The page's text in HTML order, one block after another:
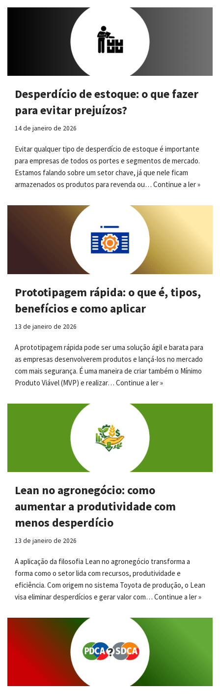
Desperdício de estoque: o que fazer
para evitar prejuízos?
14 de janeiro de 2026
Evitar qualquer tipo de desperdício de estoque é importante
para empresas de todos os portes e segmentos de mercado.
Estamos falando sobre um setor chave, já que nele ficam
armazenados os produtos para revenda ou… Continue a ler »
Prototipagem rápida: o que é, tipos,
benefícios e como aplicar
13 de janeiro de 2026
A prototipagem rápida pode ser uma solução ágil e barata para
as empresas desenvolverem produtos e lançá-los no mercado
com mais segurança. É uma maneira de criar também o Mínimo
Produto Viável (MVP) e realizar… Continue a ler »
Lean no agronegócio: como
aumentar a produtividade com
menos desperdício
13 de janeiro de 2026
A aplicação da filosofia Lean no agronegócio transforma a
forma como o setor lida com recursos, produtividade e
eficiência. Com origem no sistema Toyota de produção, o Lean
visa eliminar desperdícios e gerar valor com… Continue a ler »